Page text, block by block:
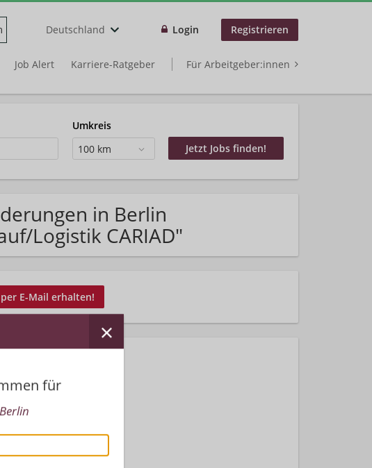
Deutschland Login Registrieren
Job Alert Karriere-Ratgeber Für Arbeitgeber:innen
Umkreis
100 km
in Berlin
Logistik CARIAD"
per E-Mail erhalten!
für